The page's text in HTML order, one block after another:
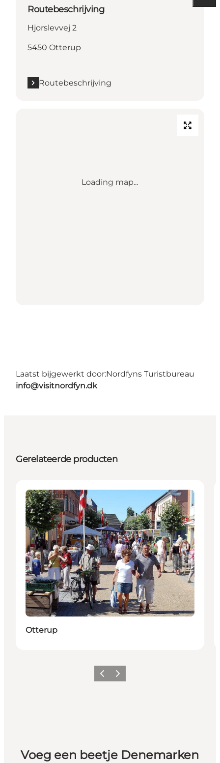
Routebeschrijving
Hjorslevvej 2
5450 Otterup
Routebeschrijving
Loading map...
Laatst bijgewerkt door:Nordfyns Turistbureau
info@visitnordfyn.dk
Gerelateerde producten
Attractions
Otterup
Vorige Volgende
Voeg een beetje Denemarken